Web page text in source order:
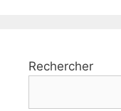
Rechercher